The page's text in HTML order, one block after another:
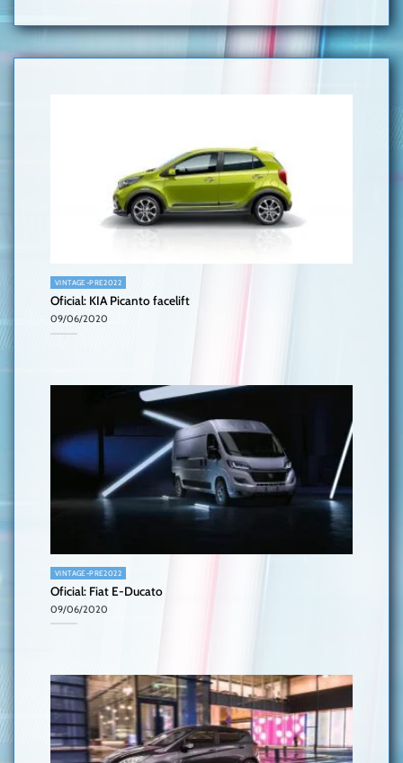
VINTAGE-PRE2022
Oficial: KIA Picanto facelift
09/06/2020
VINTAGE-PRE2022
Oficial: Fiat E-Ducato
09/06/2020